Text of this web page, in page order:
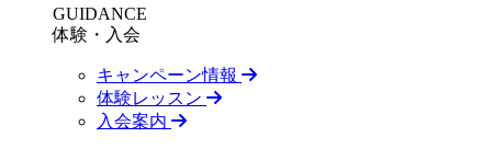
GUIDANCE
体験・入会
キャンペーン情報
体験レッスン
入会案内